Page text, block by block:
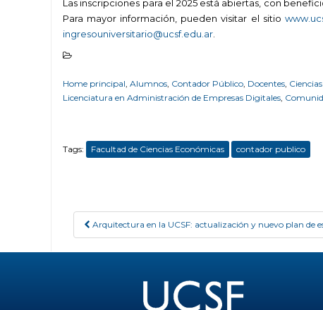
Las inscripciones para el 2025 está abiertas, con
Para mayor información, pueden visitar el sitio
ingresouniversitario@ucsf.edu.ar
Home principal Alumnos Contador Público Docentes
Licenciatura en Administración de Empresas Digitales
Tags: Facultad de Ciencias Económicas contador publico
Post navigation
Arquitectura en la UCSF: actualización y nuevo plan de